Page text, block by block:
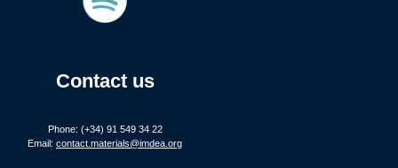
Contact us
Phone: (+34) 91 549 34 22
Email: contact.materials@imdea.org